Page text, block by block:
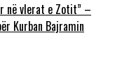
në vlerat e Zotit” –
Kurban Bajramin